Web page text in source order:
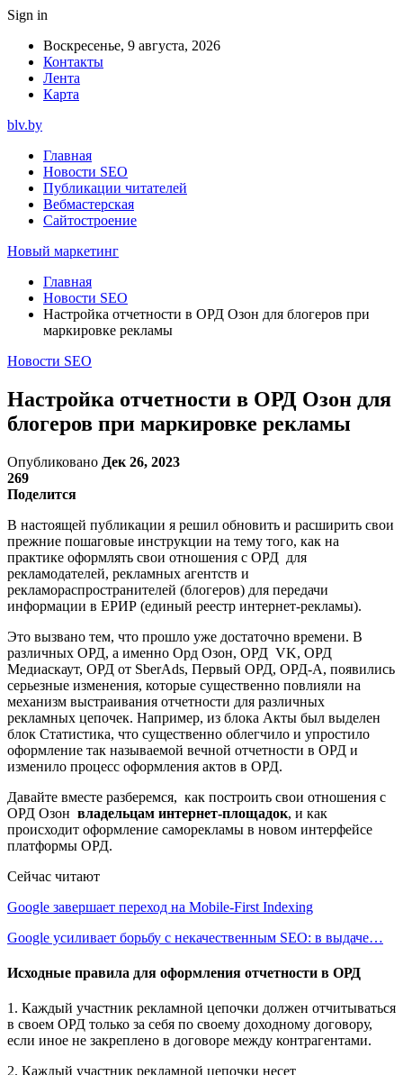
Sign in
Воскресенье, 9 августа, 2026
Контакты
Лента
Карта
blv.by
Главная
Новости SEO
Публикации читателей
Вебмастерская
Сайтостроение
Новый маркетинг
Главная
Новости SEO
Настройка отчетности в ОРД Озон для блогеров при
маркировке рекламы
Новости SEO
Настройка отчетности в ОРД Озон для
блогеров при маркировке рекламы
Опубликовано Дек 26, 2023
269
Поделится
В настоящей публикации я решил обновить и расширить свои
прежние пошаговые инструкции на тему того, как на
практике оформлять свои отношения с ОРД для
рекламодателей, рекламных агентств и
рекламораспространителей (блогеров) для передачи
информации в ЕРИР (единый реестр интернет-рекламы).
Это вызвано тем, что прошло уже достаточно времени. В
различных ОРД, а именно Орд Озон, ОРД VK, ОРД
Медиаскаут, ОРД от SberAds, Первый ОРД, ОРД-А, появились
серьезные изменения, которые существенно повлияли на
механизм выстраивания отчетности для различных
рекламных цепочек. Например, из блока Акты был выделен
блок Статистика, что существенно облегчило и упростило
оформление так называемой вечной отчетности в ОРД и
изменило процесс оформления актов в ОРД.
Давайте вместе разберемся, как построить свои отношения с
ОРД Озон владельцам интернет-площадок, и как
происходит оформление саморекламы в новом интерфейсе
платформы ОРД.
Сейчас читают
Google завершает переход на Mobile-First Indexing
Google усиливает борьбу с некачественным SEO: в выдаче…
Исходные правила для оформления отчетности в ОРД
1. Каждый участник рекламной цепочки должен отчитываться
в своем ОРД только за себя по своему доходному договору,
если иное не закреплено в договоре между контрагентами.
2. Каждый участник рекламной цепочки несет